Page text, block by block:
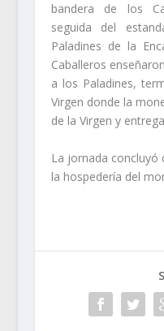
bandera de los
seguida del
Paladines de la
Caballeros
a los Paladines,
Virgen donde la
de la Virgen y
La jornada concluyó
la hospedería del